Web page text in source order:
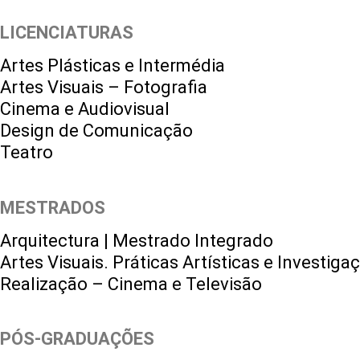
LICENCIATURAS
Artes Plásticas e Intermédia
Artes Visuais – Fotografia
Cinema e Audiovisual
Design de Comunicação
Teatro
MESTRADOS
Arquitectura | Mestrado Integrado
Artes Visuais. Práticas Artísticas e
Realização – Cinema e Televisão
PÓS-GRADUAÇÕES